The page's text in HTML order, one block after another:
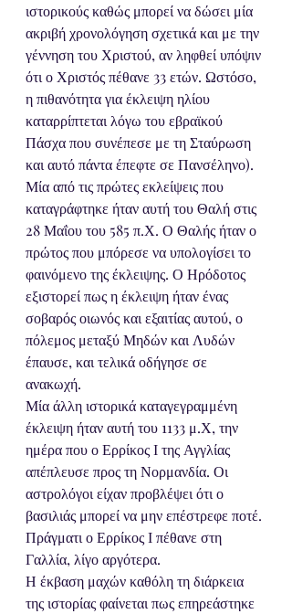
ιστορικούς καθώς μπορεί να δώσει μία
ακριβή χρονολόγηση σχετικά και με την
γέννηση του Χριστού, αν ληφθεί υπόψιν
ότι ο Χριστός πέθανε 33 ετών. Ωστόσο,
η πιθανότητα για έκλειψη ηλίου
καταρρίπτεται λόγω του εβραϊκού
Πάσχα που συνέπεσε με τη Σταύρωση
και αυτό πάντα έπεφτε σε Πανσέληνο).
Μία από τις πρώτες εκλείψεις που
καταγράφτηκε ήταν αυτή του Θαλή στις
28 Μαΐου του 585 π.Χ. Ο Θαλής ήταν ο
πρώτος που μπόρεσε να υπολογίσει το
φαινόμενο της έκλειψης. Ο Ηρόδοτος
εξιστορεί πως η έκλειψη ήταν ένας
σοβαρός οιωνός και εξαιτίας αυτού, ο
πόλεμος μεταξύ Μηδών και Λυδών
έπαυσε, και τελικά οδήγησε σε
ανακωχή.
Μία άλλη ιστορικά καταγεγραμμένη
έκλειψη ήταν αυτή του 1133 μ.Χ, την
ημέρα που ο Ερρίκος Ι της Αγγλίας
απέπλευσε προς τη Νορμανδία. Οι
αστρολόγοι είχαν προβλέψει ότι ο
βασιλιάς μπορεί να μην επέστρεφε ποτέ.
Πράγματι ο Ερρίκος Ι πέθανε στη
Γαλλία, λίγο αργότερα.
Η έκβαση μαχών καθόλη τη διάρκεια
της ιστορίας φαίνεται πως επηρεάστηκε